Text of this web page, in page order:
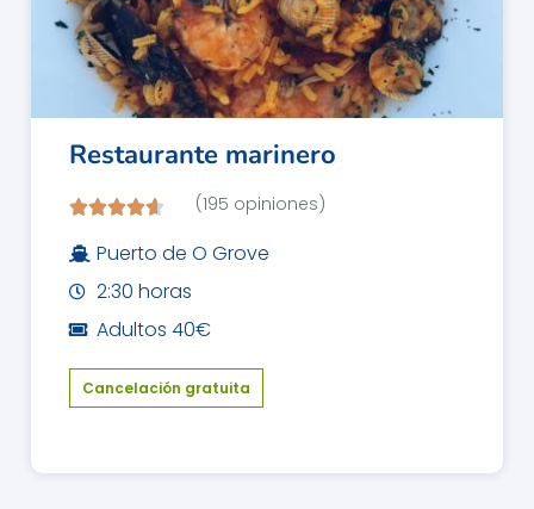
Restaurante marinero
(195 opiniones)
Puerto de O Grove
2:30 horas
Adultos 40€
Cancelación gratuita